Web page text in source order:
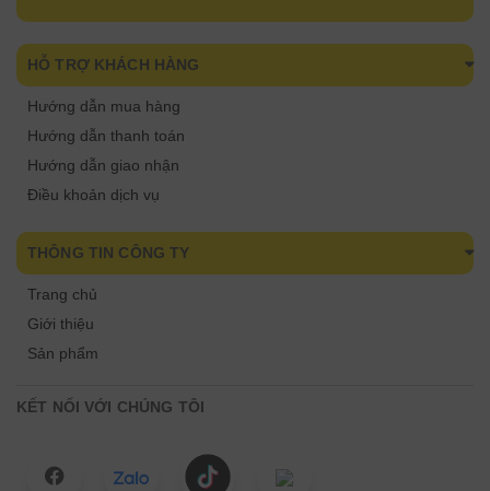
HỖ TRỢ KHÁCH HÀNG
Hướng dẫn mua hàng
Hướng dẫn thanh toán
Hướng dẫn giao nhận
Điều khoản dịch vụ
THÔNG TIN CÔNG TY
Trang chủ
Giới thiệu
Sản phẩm
KẾT NỐI VỚI CHÚNG TÔI